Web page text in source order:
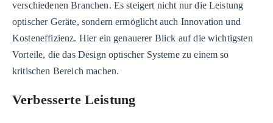
verschiedenen Branchen. Es steigert nicht nur die Leistung
optischer Geräte, sondern ermöglicht auch Innovation und
Kosteneffizienz. Hier ein genauerer Blick auf die wichtigsten
Vorteile, die das Design optischer Systeme zu einem so
kritischen Bereich machen.
Verbesserte Leistung